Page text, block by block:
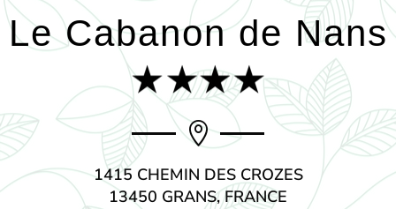
Le Cabanon de Nans

1415 CHEMIN DES CROZES
13450 GRANS, FRANCE